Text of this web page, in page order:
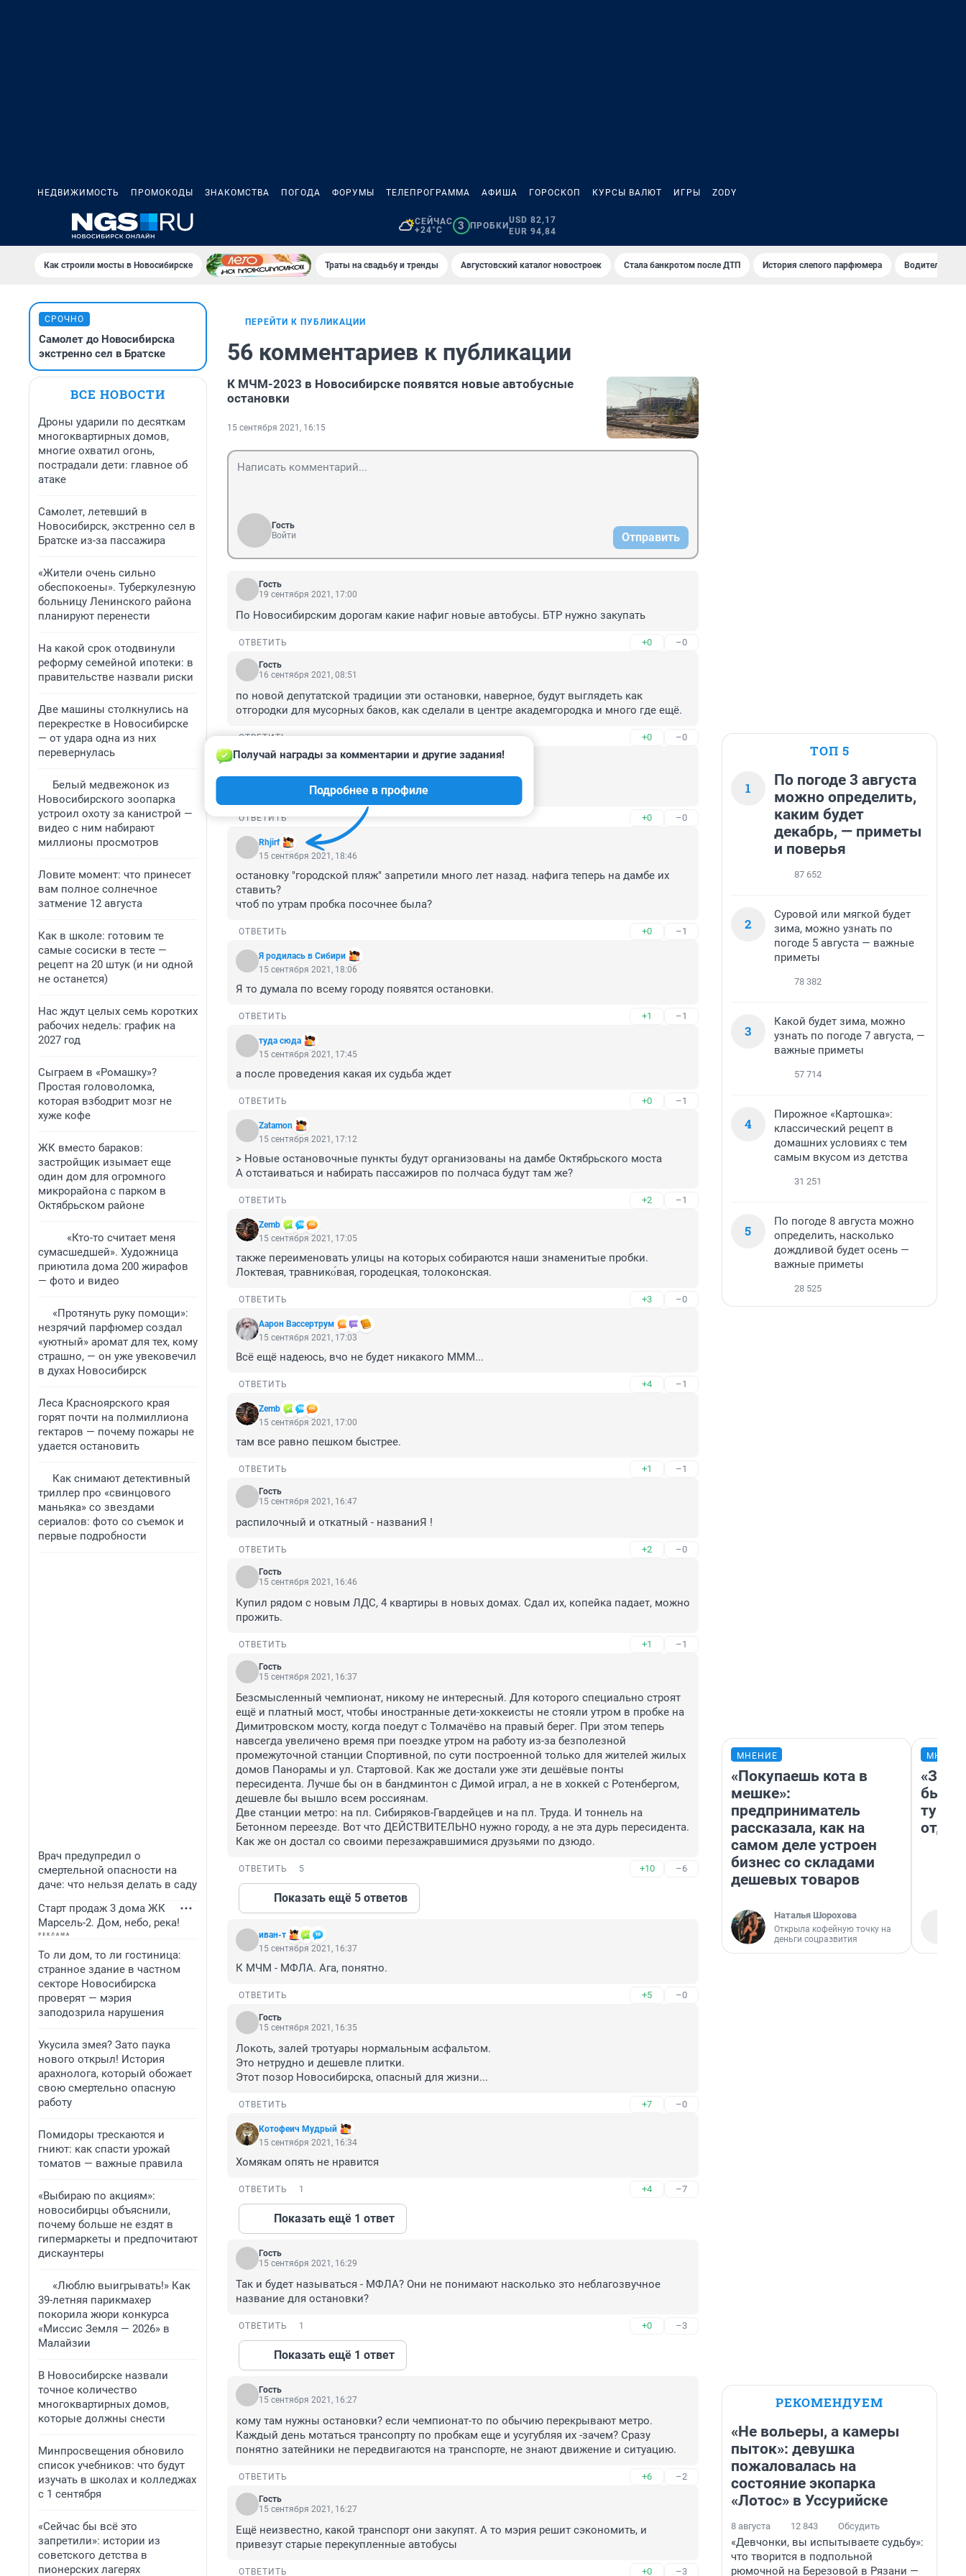
НЕДВИЖИМОСТЬ ПРОМОКОДЫ ЗНАКОМСТВА ПОГОДА ФОРУМЫ ТЕЛЕПРОГРАММА АФИША ГОРОСКОП КУРСЫ ВАЛЮТ ИГРЫ ZODY
СЕЙЧАС
+24°C
3 ПРОБКИ
USD 82,17
EUR 94,84
Как строили мосты в Новосибирске Траты на свадьбу и тренды Августовский каталог новостроек Стала банкротом после ДТП История слепого парфюмера Водители
СРОЧНО
Самолет до Новосибирска
экстренно сел в Братске
ВСЕ НОВОСТИ
Дроны ударили по десяткам
многоквартирных домов,
многие охватил огонь,
пострадали дети: главное об
атаке
Самолет, летевший в
Новосибирск, экстренно сел в
Братске из-за пассажира
«Жители очень сильно
обеспокоены». Туберкулезную
больницу Ленинского района
планируют перенести
На какой срок отодвинули
реформу семейной ипотеки: в
правительстве назвали риски
Две машины столкнулись на
перекрестке в Новосибирске
— от удара одна из них
перевернулась
Белый медвежонок из
Новосибирского зоопарка
устроил охоту за канистрой —
видео с ним набирают
миллионы просмотров
Ловите момент: что принесет
вам полное солнечное
затмение 12 августа
Как в школе: готовим те
самые сосиски в тесте —
рецепт на 20 штук (и ни одной
не останется)
Нас ждут целых семь коротких
рабочих недель: график на
2027 год
Сыграем в «Ромашку»?
Простая головоломка,
которая взбодрит мозг не
хуже кофе
ЖК вместо бараков:
застройщик изымает еще
один дом для огромного
микрорайона с парком в
Октябрьском районе
«Кто-то считает меня
сумасшедшей». Художница
приютила дома 200 жирафов
— фото и видео
«Протянуть руку помощи»:
незрячий парфюмер создал
«уютный» аромат для тех, кому
страшно, — он уже увековечил
в духах Новосибирск
Леса Красноярского края
горят почти на полмиллиона
гектаров — почему пожары не
удается остановить
Как снимают детективный
триллер про «свинцового
маньяка» со звездами
сериалов: фото со съемок и
первые подробности
Врач предупредил о
смертельной опасности на
даче: что нельзя делать в саду
Старт продаж 3 дома ЖК
Марсель-2. Дом, небо, река!
То ли дом, то ли гостиница:
странное здание в частном
секторе Новосибирска
проверят — мэрия
заподозрила нарушения
Укусила змея? Зато паука
нового открыл! История
арахнолога, который обожает
свою смертельно опасную
работу
Помидоры трескаются и
гниют: как спасти урожай
томатов — важные правила
«Выбираю по акциям»:
новосибирцы объяснили,
почему больше не ездят в
гипермаркеты и предпочитают
дискаунтеры
«Люблю выигрывать!» Как
39-летняя парикмахер
покорила жюри конкурса
«Миссис Земля — 2026» в
Малайзии
В Новосибирске назвали
точное количество
многоквартирных домов,
которые должны снести
Минпросвещения обновило
список учебников: что будут
изучать в школах и колледжах
с 1 сентября
«Сейчас бы всё это
запретили»: истории из
советского детства в
пионерских лагерях
ПЕРЕЙТИ К ПУБЛИКАЦИИ
56 комментариев к публикации
К МЧМ-2023 в Новосибирске появятся новые автобусные
остановки
15 сентября 2021, 16:15
Гость
Войти
Отправить
Гость
19 сентября 2021, 17:00
По Новосибирским дорогам какие нафиг новые автобусы. БТР нужно закупать
ОТВЕТИТЬ +0 –0
Гость
16 сентября 2021, 08:51
по новой депутатской традиции эти остановки, наверное, будут выглядеть как
отгородки для мусорных баков, как сделали в центре академгородка и много где ещё.
ОТВЕТИТЬ +0 –0
Гость
А туалеты? Будут?
ОТВЕТИТЬ +0 –0
Rhjirf
Получай награды за комментарии и другие задания!
Подробнее в профиле
15 сентября 2021, 18:46
остановку "городской пляж" запретили много лет назад. нафига теперь на дамбе их
ставить?
чтоб по утрам пробка посочнее была?
ОТВЕТИТЬ +0 –1
Я родилась в Сибири
15 сентября 2021, 18:06
Я то думала по всему городу появятся остановки.
ОТВЕТИТЬ +1 –1
туда сюда
15 сентября 2021, 17:45
а после проведения какая их судьба ждет
ОТВЕТИТЬ +0 –1
Zatamon
15 сентября 2021, 17:12
> Новые остановочные пункты будут организованы на дамбе Октябрьского моста
А отстаиваться и набирать пассажиров по полчаса будут там же?
ОТВЕТИТЬ +2 –1
Zemb
15 сентября 2021, 17:05
также переименовать улицы на которых собираются наши знаменитые пробки.
Локтевая, травнико́вая, городецкая, толоконская.
ОТВЕТИТЬ +3 –0
Аарон Вассертрум
15 сентября 2021, 17:03
Всё ещё надеюсь, вчо не будет никакого МММ...
ОТВЕТИТЬ +4 –1
Zemb
15 сентября 2021, 17:00
там все равно пешком быстрее.
ОТВЕТИТЬ +1 –1
Гость
15 сентября 2021, 16:47
распилочный и откатный - названиЯ !
ОТВЕТИТЬ +2 –0
Гость
15 сентября 2021, 16:46
Купил рядом с новым ЛДС, 4 квартиры в новых домах. Сдал их, копейка падает, можно
прожить.
ОТВЕТИТЬ +1 –1
Гость
15 сентября 2021, 16:37
Безсмысленный чемпионат, никому не интересный. Для которого специально строят
ещё и платный мост, чтобы иностранные дети-хоккеисты не стояли утром в пробке на
Димитровском мосту, когда поедут с Толмачёво на правый берег. При этом теперь
навсегда увеличено время при поездке утром на работу из-за безполезной
промежуточной станции Спортивной, по сути построенной только для жителей жилых
домов Панорамы и ул. Стартовой. Как же достали уже эти дешёвые понты
пересидента. Лучше бы он в бандминтон с Димой играл, а не в хоккей с Ротенбергом,
дешевле бы вышло всем россиянам.
Две станции метро: на пл. Сибиряков-Гвардейцев и на пл. Труда. И тоннель на
Бетонном переезде. Вот что ДЕЙСТВИТЕЛЬНО нужно городу, а не эта дурь пересидента.
Как же он достал со своими перезажравшимися друзьями по дзюдо.
ОТВЕТИТЬ 5 +10 –6
Показать ещё 5 ответов
иван-т
15 сентября 2021, 16:37
К МЧМ - МФЛА. Ага, понятно.
ОТВЕТИТЬ +5 –0
Гость
15 сентября 2021, 16:35
Локоть, залей тротуары нормальным асфальтом.
Это нетрудно и дешевле плитки.
Этот позор Новосибирска, опасный для жизни...
ОТВЕТИТЬ +7 –0
Котофеич Мудрый
15 сентября 2021, 16:34
Хомякам опять не нравится
ОТВЕТИТЬ 1 +4 –7
Показать ещё 1 ответ
Гость
15 сентября 2021, 16:29
Так и будет называться - МФЛА? Они не понимают насколько это неблагозвучное
название для остановки?
ОТВЕТИТЬ 1 +0 –3
Показать ещё 1 ответ
Гость
15 сентября 2021, 16:27
кому там нужны остановки? если чемпионат-то по обычию перекрывают метро.
Каждый день мотаться трансопрту по пробкам еще и усугубляя их -зачем? Сразу
понятно затейники не передвигаются на транспорте, не знают движение и ситуацию.
ОТВЕТИТЬ +6 –2
Гость
15 сентября 2021, 16:27
Ещё неизвестно, какой транспорт они закупят. А то мэрия решит сэкономить, и
привезут старые перекупленные автобусы
ОТВЕТИТЬ +0 –3
ТОП 5
1
По погоде 3 августа
можно определить,
каким будет
декабрь, — приметы
и поверья
87 652
2
Суровой или мягкой будет
зима, можно узнать по
погоде 5 августа — важные
приметы
78 382
3
Какой будет зима, можно
узнать по погоде 7 августа, —
важные приметы
57 714
4
Пирожное «Картошка»:
классический рецепт в
домашних условиях с тем
самым вкусом из детства
31 251
5
По погоде 8 августа можно
определить, насколько
дождливой будет осень —
важные приметы
28 525
МНЕНИЕ
«Покупаешь кота в
мешке»:
предприниматель
рассказала, как на
самом деле устроен
бизнес со складами
дешевых товаров
Наталья Шорохова
Открыла кофейную точку на
деньги соцразвития
«За
были
РЕКОМЕНДУЕМ
«Не вольеры, а камеры
пыток»: девушка
пожаловалась на
состояние экопарка
«Лотос» в Уссурийске
8 августа 12 843 Обсудить
«Девчонки, вы испытываете судьбу»:
что творится в подпольной
рюмочной на Березовой в Рязани —